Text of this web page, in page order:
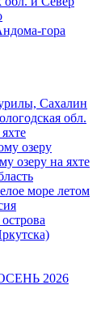
гора
Сахалин
обл.
озеру
озеру на яхте
море летом
2026